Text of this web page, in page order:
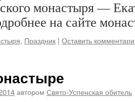
монастыря —
на сайте
, Праздник | Оставить
автором Свято-Успенская обитель